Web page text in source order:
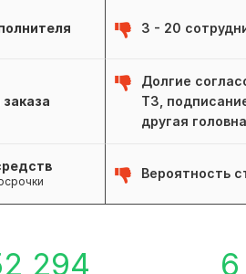
3 - 20
Долгие
ТЗ,
другая
Вероятность
294